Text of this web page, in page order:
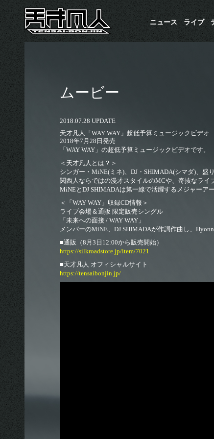
ニュース ライブ
ムービー
2018.07.28 UPDATE
天才凡人「WAY WAY」超低予算ミュージックビデオ
2018年7月28日発売
「WAY WAY」の超低予算ミュージックビデオです。
＜天才凡人とは？＞
シンガー・MiNE(ミネ)、DJ・SHIMADA(シマダ)、盛
関西人ならではの漫才スタイルのMCや、奇抜なライ
MiNEとDJ SHIMADAは第一線で活躍するメジャーア
＜「WAY WAY」収録CD情報＞
ライブ会場＆通販 限定販売シングル
「未来への面接 / WAY WAY」
メンバーのMiNE、DJ SHIMADAが作詞作曲し、
■通販（8月3日12:00から販売開始）
https://silkroadstore.jp/item/7021
■天才凡人 オフィシャルサイト
https://tensaibonjin.jp/
© 2026 euclid agency All Rigthts Reserverd. Powered by
SKIYAKI Inc.